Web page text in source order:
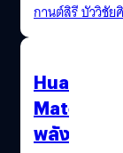
กานต์สิรี บัววิชัย
Huawei เ
MatePad
พลัง Kirin